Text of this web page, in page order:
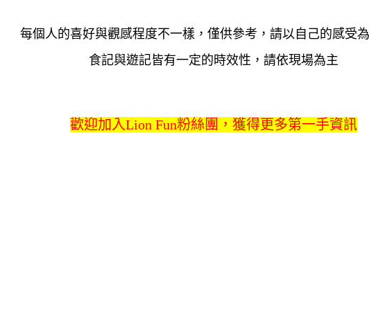
每個人的喜好與觀感程度不一樣，僅供參考，請以自己的感受
食記與遊記皆有一定的時效性，請依現場為主
歡迎加入Lion Fun粉絲團，獲得更多第一手資訊